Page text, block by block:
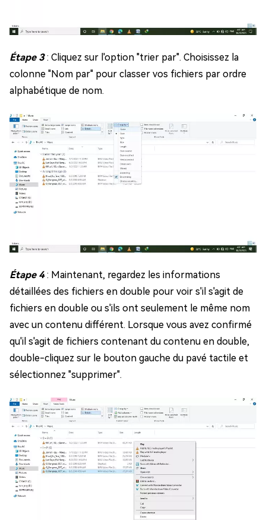
Étape 3: Cliquez sur l'option "trier par". Choisissez la
colonne "Nom par" pour classer vos fichiers par ordre
alphabétique de nom.
Étape 4: Maintenant, regardez les informations
détaillées des fichiers en double pour voir s'il s'agit de
fichiers en double ou s'ils ont seulement le même nom
avec un contenu différent. Lorsque vous avez confirmé
qu'il s'agit de fichiers contenant du contenu en double,
double-cliquez sur le bouton gauche du pavé tactile et
sélectionnez "supprimer".